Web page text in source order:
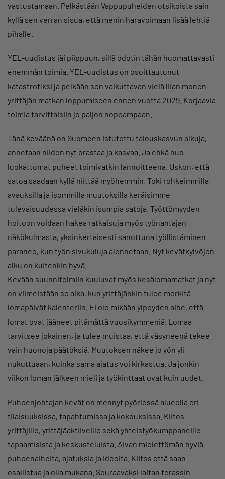
vastustamaan. Pelkästään Vappupuheiden otsikoista sain
kyllä sen verran sisua, että menin haravoimaan lisää lehtiä
pihalle.
YEL-uudistus jäi piippuun, sillä odotin tähän huomattavasti
enemmän toimia. YEL-uudistus on osoittautunut
katastrofiksi ja pelkään sen vaikuttavan vielä liian monen
yrittäjän matkan loppumiseen ennen vuotta 2029. Korjaavia
toimia tarvittaisiin jo paljon nopeampaan.
Tänä keväänä on Suomeen istutettu talouskasvun alkuja,
annetaan niiden nyt orastaa ja kasvaa. Ja ehkä nuo
luokattomat puheet toimivatkin lannoitteena. Uskon, että
satoa saadaan kyllä niittää myöhemmin. Toki rohkeimmilla
avauksilla ja isommilla muutoksilla keräisimme
tulevaisuudessa vieläkin isompia satoja. Työttömyyden
hoitoon voidaan hakea ratkaisuja myös työnantajan
näkökulmasta, yksinkertaisesti sanottuna työllistäminen
paranee, kun työn sivukuluja alennetaan. Nyt kevätkylvöjen
alku on kuitenkin hyvä.
Kevään suunnitelmiin kuuluvat myös kesälomamatkat ja nyt
on viimeistään se aika, kun yrittäjänkin tulee merkitä
lomapäivät kalenteriin. Ei ole mikään ylpeyden aihe, että
lomat ovat jääneet pitämättä vuosikymmeniä. Lomaa
tarvitsee jokainen, ja tulee muistaa, että väsyneenä tekee
vain huonoja päätöksiä. Muutoksen näkee jo yön yli
nukuttuaan, kuinka sama ajatus voi kirkastua. Ja jonkin
viikon loman jälkeen mieli ja työkinttaat ovat kuin uudet.
Puheenjohtajan kevät on mennyt pyöriessä alueella eri
tilaisuuksissa, tapahtumissa ja kokouksissa. Kiitos
yrittäjille, yrittäjäaktiiveille sekä yhteistyökumppaneille
tapaamisista ja keskusteluista. Aivan mielettömän hyviä
puheenaiheita, ajatuksia ja ideoita. Kiitos että saan
osallistua ja olla mukana. Seuraavaksi laitan terassin